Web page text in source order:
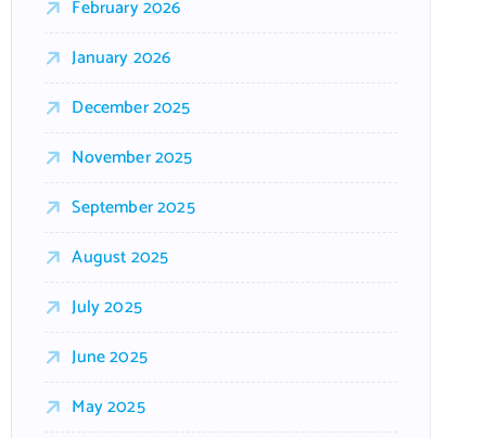
February 2026
January 2026
December 2025
November 2025
September 2025
August 2025
July 2025
June 2025
May 2025